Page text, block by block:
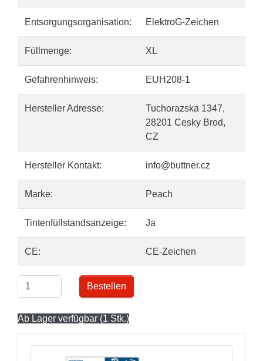
Entsorgungsorganisation: ElektroG-Zeichen
Füllmenge: XL
Gefahrenhinweis: EUH208-1
Hersteller Adresse:
Tuchorazska 1347,
28201 Cesky Brod,
CZ
Hersteller Kontakt: info@buttner.cz
Marke: Peach
Tintenfüllstandsanzeige: Ja
CE: CE-Zeichen
Bestellen
Ab Lager verfügbar (1 Stk.)